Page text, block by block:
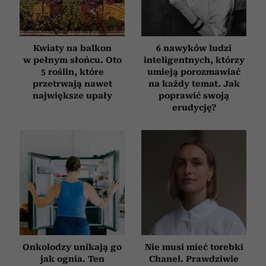
otrzymanymi od Ciebie lub uzyskanymi podczas
korzystania z ich usług.
Kwiaty na balkon
w pełnym słońcu. Oto
5 roślin, które
przetrwają nawet
największe upały
6 nawyków ludzi
inteligentnych, którzy
umieją porozmawiać
na każdy temat. Jak
poprawić swoją
erudycję?
Onkolodzy unikają go
jak ognia. Ten
Nie musi mieć torebki
Chanel. Prawdziwie